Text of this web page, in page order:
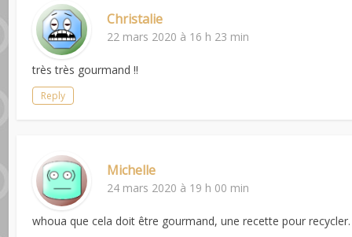
Christalie
22 mars 2020 à 16 h 23 min
très très gourmand !!
Reply
Michelle
24 mars 2020 à 19 h 00 min
whoua que cela doit être gourmand, une recette pour